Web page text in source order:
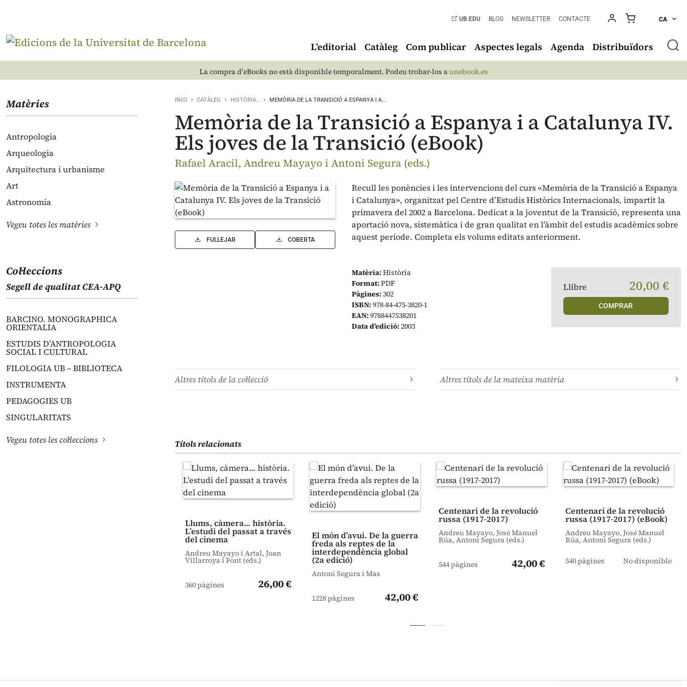
UB.EDU BLOG NEWSLETTER CONTACTE CA
L’editorial Catàleg Com publicar Aspectes legals Agenda Distribuïdors
La compra d'eBooks no està disponible temporalment. Podeu trobar-los aunebook.es
Matèries
Antropologia
Arqueologia
Arquitectura i urbanisme
Art
Astronomia
Vegeu totes les matèries
Col·leccions
Segell de qualitat CEA-APQ
BARCINO. MONOGRAPHICA
ORIENTALIA
ESTUDIS D’ANTROPOLOGIA
SOCIAL I CULTURAL
FILOLOGIA UB – BIBLIOTECA
INSTRUMENTA
PEDAGOGIES UB
SINGULARITATS
Vegeu totes les col·leccions
INICI CATÀLEG HISTÒRIA… MEMÒRIA DE LA TRANSICIÓ A ESPANYA I A…
Memòria de la Transició a Espanya i a Catalunya IV.
Els joves de la Transició (eBook)
Rafael Aracil, Andreu Mayayo i Antoni Segura (eds.)
FULLEJAR COBERTA
Recull les ponències i les intervencions del curs «Memòria de la Transició a Espanya
i Catalunya», organitzat pel Centre d’Estudis Històrics Internacionals, impartit la
primavera del 2002 a Barcelona. Dedicat a la joventut de la Transició, representa una
aportació nova, sistemàtica i de gran qualitat en l’àmbit del estudis acadèmics sobre
aquest període. Completa els volums editats anteriorment.
Matèria:Història
Format:PDF
Pàgines:302
ISBN:978-84-475-3820-1
EAN:9788447538201
Data d’edició:2003
Llibre 20,00 €
COMPRAR
Altres títols de la col·lecció Altres títols de la mateixa matèria
Títols relacionats
Llums, càmera... història.
L’estudi del passat a través
del cinema
Andreu Mayayo i Artal, Joan
Villarroya i Font (eds.)
360 pàgines 26,00 €
El món d’avui. De la guerra
freda als reptes de la
interdependència global
(2a edició)
Antoni Segura i Mas
1228 pàgines 42,00 €
Centenari de la revolució
russa (1917-2017)
Andreu Mayayo, José Manuel
Rúa, Antoni Segura (eds.)
544 pàgines 42,00 €
Centenari de la revolució
russa (1917-2017) (eBook)
Andreu Mayayo, José Manuel
Rúa, Antoni Segura (eds.)
540 pàgines No disponible